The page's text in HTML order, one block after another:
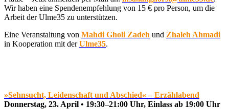
Wir haben eine Spendenempfehlung von 15 € pro Person, um die
Arbeit der Ulme35 zu unterstützen.
Eine Veranstaltung von Mahdi Gholi Zadeh und Zhaleh Ahmadi
in Kooperation mit derUlme35.
»Sehnsucht, Leidenschaft und Abschied« – Erzählabend
Donnerstag, 23. April • 19:30–21:00 Uhr, Einlass ab 19:00 Uhr